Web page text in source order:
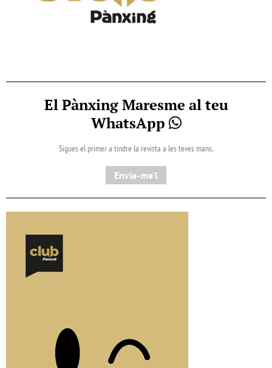
El Pànxing Maresme al teu
WhatsApp
Sigues el primer a tindre la revista a les teves mans.
Envia-me'l